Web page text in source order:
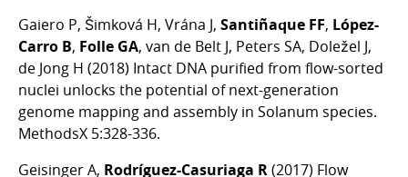
Gaiero P, Šimková H, Vrána J, Santiñaque FF, López-
Carro B, Folle GA, van de Belt J, Peters SA, Doležel J,
de Jong H (2018) Intact DNA purified from flow-sorted
nuclei unlocks the potential of next-generation
genome mapping and assembly in Solanum species.
MethodsX 5:328-336.
Geisinger A, Rodríguez-Casuriaga R(2017) Flow